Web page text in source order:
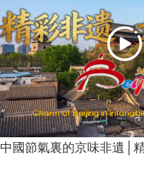
中國節氣裏的京味非遺│